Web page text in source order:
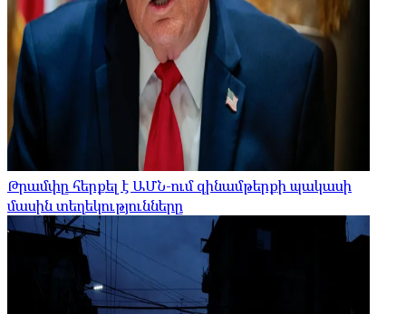
Թրամփը հերքել է ԱՄՆ-ում զինամթերքի պակասի
մասին տեղեկությունները